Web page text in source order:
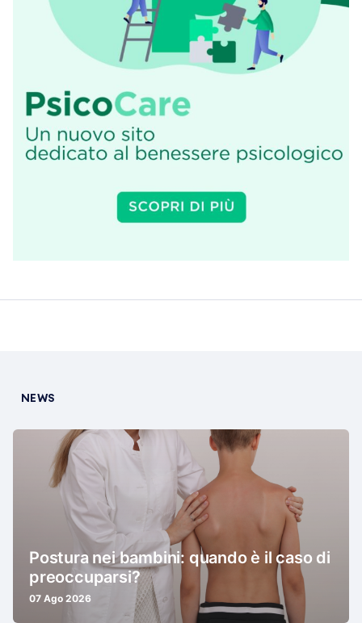
NEWS
Postura nei bambini: quando è il caso di
preoccuparsi?
07 Ago 2026